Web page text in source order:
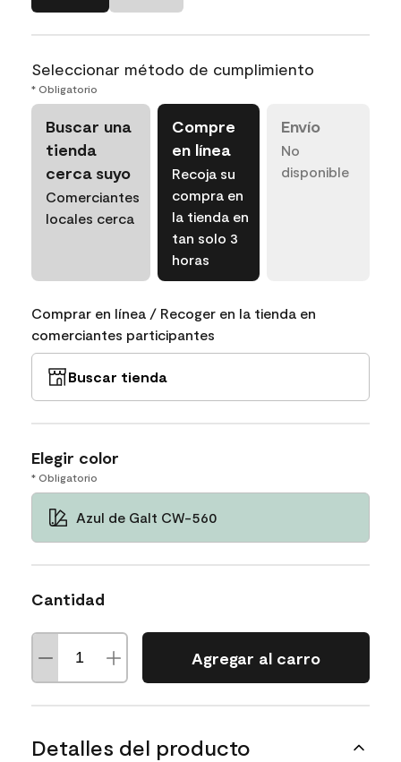
Seleccionar método de cumplimiento
* Obligatorio
Buscar una
tienda
cerca suyo
Comerciantes
locales cerca
Compre
en línea
Recoja su
compra en
la tienda en
tan solo 3
horas
Envío
No
disponible
Comprar en línea / Recoger en la tienda en
comerciantes participantes
Buscar tienda
Elegir color
* Obligatorio
Azul de Galt CW-560
Cantidad
Agregar al carro
Detalles del producto